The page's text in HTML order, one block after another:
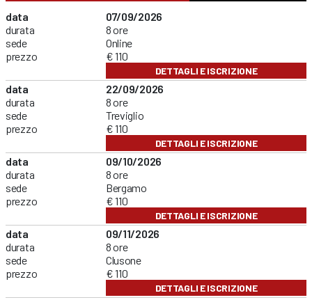
data
durata
sede
prezzo
07/09/2026
8 ore
Online
€ 110
DETTAGLI E ISCRIZIONE
data
durata
sede
prezzo
22/09/2026
8 ore
Treviglio
€ 110
DETTAGLI E ISCRIZIONE
data
durata
sede
prezzo
09/10/2026
8 ore
Bergamo
€ 110
DETTAGLI E ISCRIZIONE
data
durata
sede
prezzo
09/11/2026
8 ore
Clusone
€ 110
DETTAGLI E ISCRIZIONE